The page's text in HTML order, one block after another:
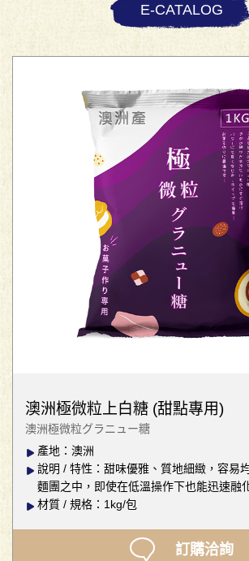
E-CATALOG
澳洲極微粒上白糖 (甜點專用)
澳洲極微粒グラニュー糖
產地：澳洲
說明 / 特性：甜味優雅、質地細緻，容易
麵團之中，即使在低溫操作下也能迅速融
材質 / 規格：1kg/包
訂購洽詢